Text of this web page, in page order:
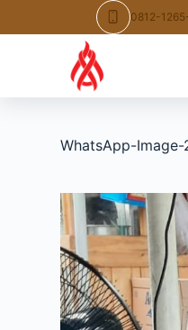
to
0812-
WhatsApp-